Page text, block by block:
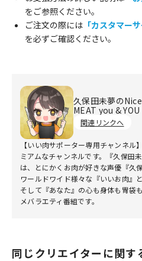
をご参照ください。
ご注文の際には 「カスタマーサ
を必ずご確認ください。
久保田未夢の
MEAT you & YOU
関連リンクへ
【いい肉サポーター専用チャンネ
ミアムなチャンネルです。『久保田
は、とにかくお肉が好きな声優『久
ワールドワイド様々な『いいお肉』
そして『あなた』の心も身体も胃袋
メバラエティ番組です。
同じクリエイターに関す